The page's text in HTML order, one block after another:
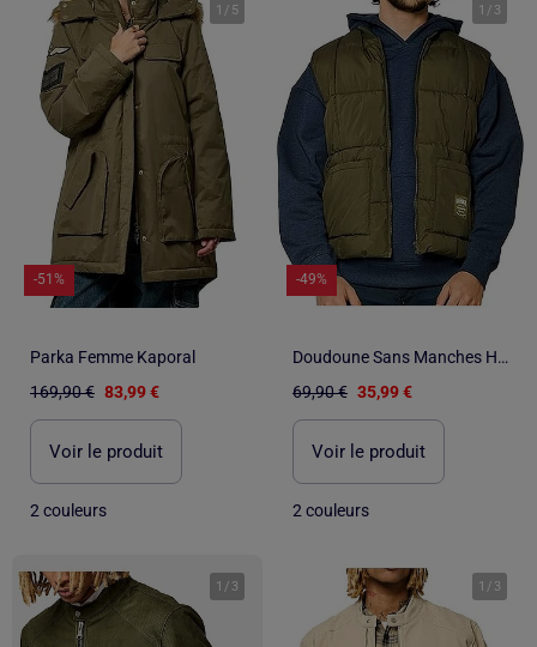
1 / 5
-51%
Parka Femme Kaporal
169,90 € 83,99 €
Voir le produit
2 couleurs
1 / 3
-49%
Doudoune Sans Manches Homme Kaporal
69,90 € 35,99 €
Voir le produit
2 couleurs
1 / 3 1 / 3